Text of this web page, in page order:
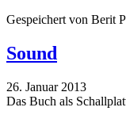
Gespeichert von Berit
Sound
26. Januar 2013
Das Buch als